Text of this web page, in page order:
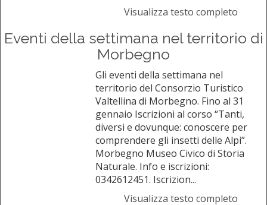
Visualizza testo completo
Eventi della settimana nel territorio di
Morbegno
Gli eventi della settimana nel
territorio del Consorzio Turistico
Valtellina di Morbegno. Fino al 31
gennaio Iscrizioni al corso “Tanti,
diversi e dovunque: conoscere per
comprendere gli insetti delle Alpi”.
Morbegno Museo Civico di Storia
Naturale. Info e iscrizioni:
0342612451. Iscrizion...
Visualizza testo completo